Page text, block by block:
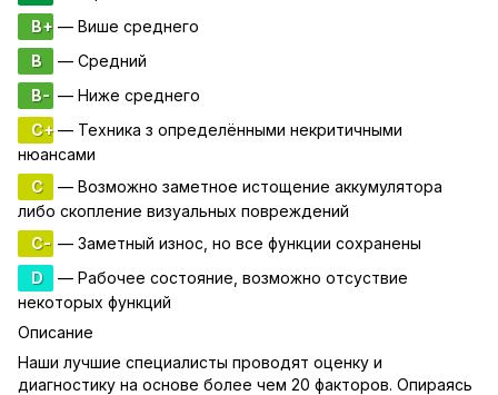
B+ — Више среднего
B
— Средний
B- — Ниже среднего
C+— Техника з определёнными некритичными
нюансами
C
— Возможно заметное истощение аккумулятора
либо скопление визуальных повреждений
C- — Заметный износ, но все функции сохранены
D
— Рабочее состояние, возможно отсуствие
некоторых функций
Описание
Наши лучшие специалисты проводят оценку и
диагностику на основе более чем 20 факторов. Опираясь